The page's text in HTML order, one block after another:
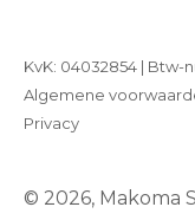
© 2026, Makoma
KvK: 04032854 | Btw-
Algemene
Privacy